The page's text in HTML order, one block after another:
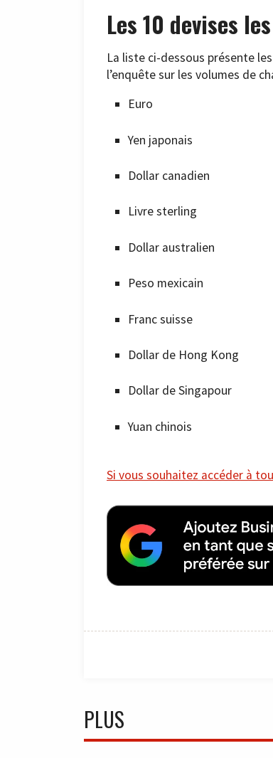
Les 10 devises
La liste ci-dessous présente
l’enquête sur les volumes de
Euro
Yen japonais
Dollar canadien
Livre sterling
Dollar australien
Peso mexicain
Franc suisse
Dollar de Hong Kong
Dollar de Singapour
Yuan chinois
Si vous souhaitez accéder à
PLUS